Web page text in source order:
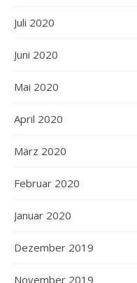
Juli 2020
Juni 2020
Mai 2020
April 2020
März 2020
Februar 2020
Januar 2020
Dezember 2019
November 2019